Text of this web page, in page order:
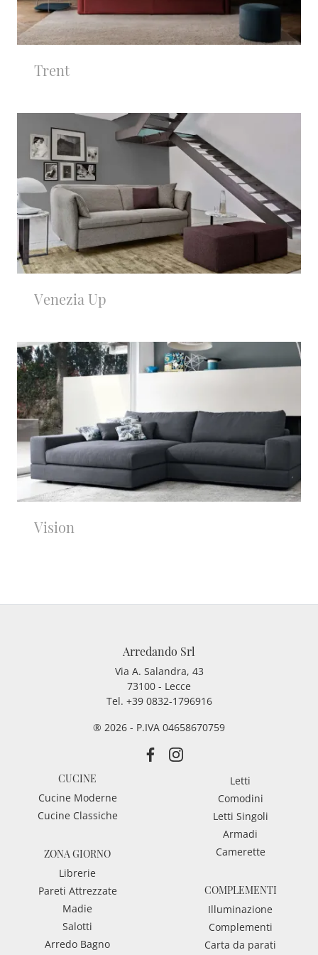
Trent
Venezia Up
Vision
Arredando Srl
Via A. Salandra, 43
73100 - Lecce
Tel. +39 0832-1796916
® 2026 - P.IVA 04658670759
CUCINE
Cucine Moderne
Cucine Classiche
ZONA GIORNO
Librerie
Pareti Attrezzate
Madie
Salotti
Arredo Bagno
Letti
Comodini
Letti Singoli
Armadi
Camerette
COMPLEMENTI
Illuminazione
Complementi
Carta da parati